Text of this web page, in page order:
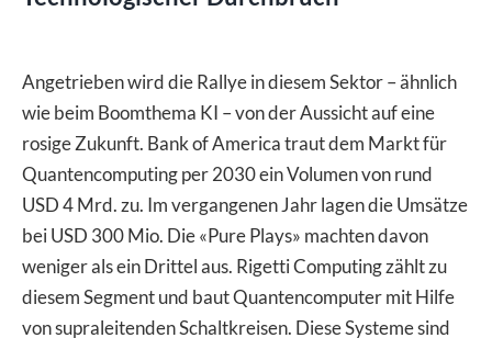
Angetrieben wird die Rallye in diesem Sektor – ähnlich
wie beim Boomthema KI – von der Aussicht auf eine
rosige Zukunft. Bank of America traut dem Markt für
Quantencomputing per 2030 ein Volumen von rund
USD 4 Mrd. zu. Im vergangenen Jahr lagen die Umsätze
bei USD 300 Mio. Die «Pure Plays» machten davon
weniger als ein Drittel aus. Rigetti Computing zählt zu
diesem Segment und baut Quantencomputer mit Hilfe
von supraleitenden Schaltkreisen. Diese Systeme sind